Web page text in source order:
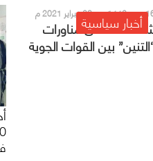
أخبار سياسية28 فبراير 2021 م
انطلاق مناورات
بين القوات الجوية